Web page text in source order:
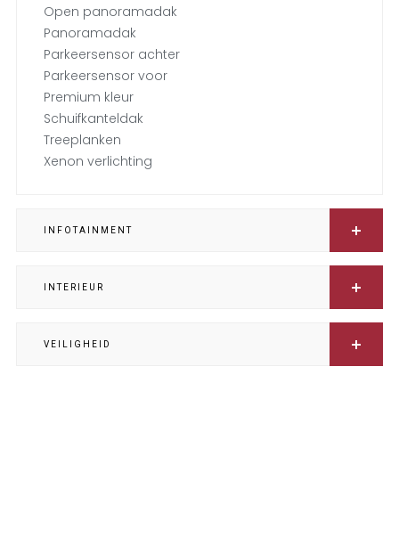
Open panoramadak
Panoramadak
Parkeersensor achter
Parkeersensor voor
Premium kleur
Schuifkanteldak
Treeplanken
Xenon verlichting
INFOTAINMENT
INTERIEUR
VEILIGHEID